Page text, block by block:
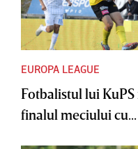
EUROPA LEAGUE
Fotbalistul lui
finalul meciului cu...